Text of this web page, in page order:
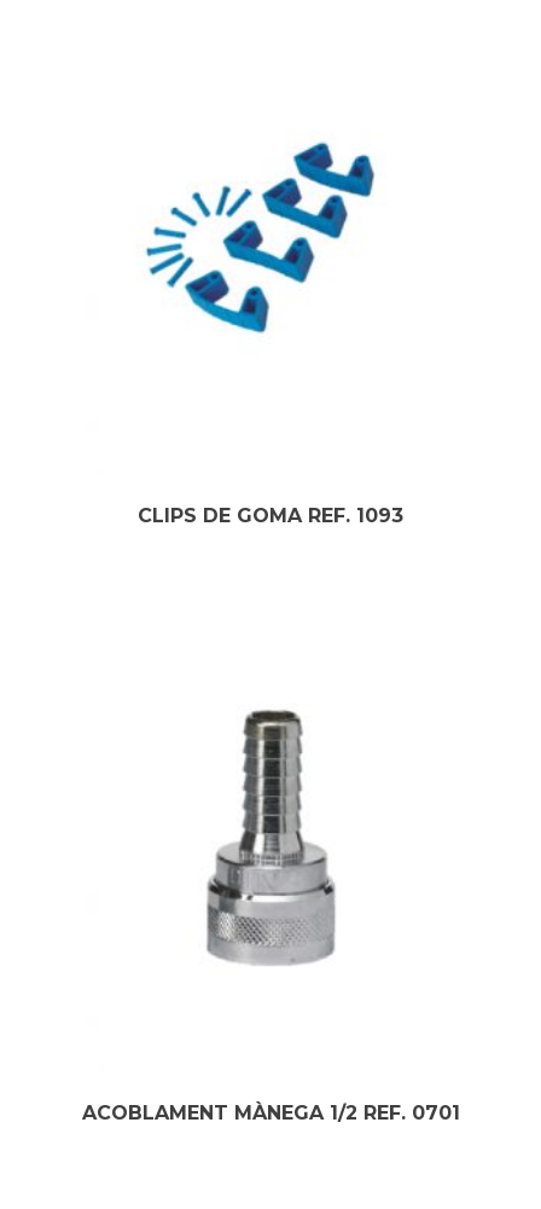
CLIPS DE GOMA REF. 1093
ACOBLAMENT MÀNEGA 1/2 REF. 0701